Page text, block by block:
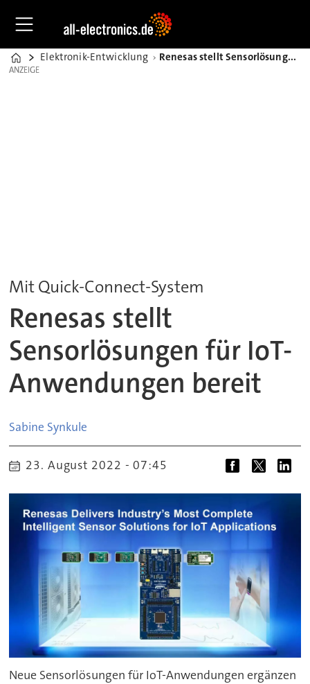
Home
Elektronik-Entwicklung Renesas stellt Sensorlösungen für IoT-Anwendungen bereit
ANZEIGE
ANZEIGE
Mit Quick-Connect-System
Renesas stellt
Sensorlösungen für IoT-
Anwendungen bereit
Sabine Synkule
23. August 2022 - 07:45
Neue Sensorlösungen für IoT-Anwendungen ergänzen